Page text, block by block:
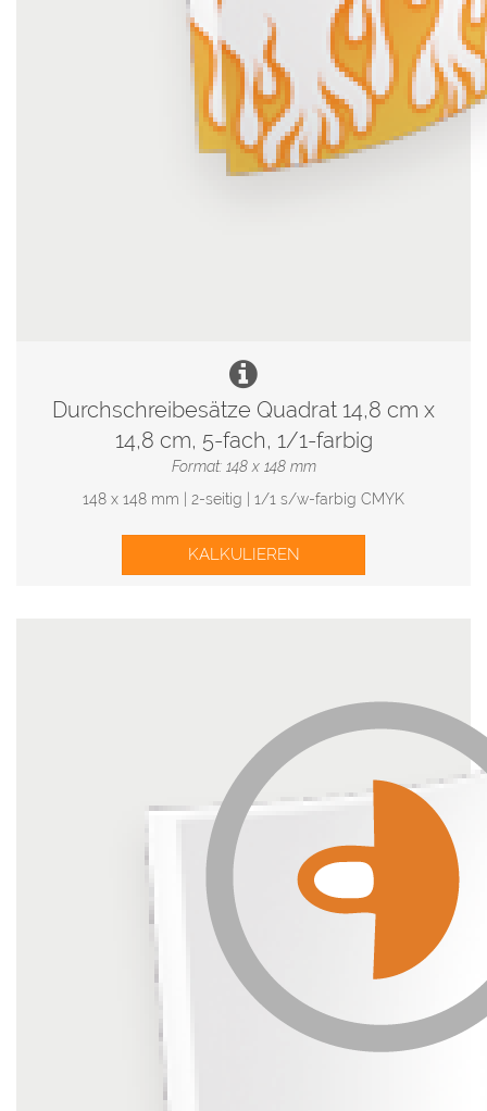
Durchschreibesätze Quadrat 14,8 cm x
14,8 cm, 5-fach, 1/1-farbig
Format: 148 x 148 mm
148 x 148 mm | 2-seitig | 1/1 s/w-farbig CMYK
KALKULIEREN